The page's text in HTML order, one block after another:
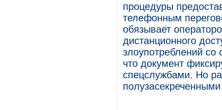
процедуры
телефонным
обязывает
дистанционного
злоупотреблений
что документ
спецслужбами. Но